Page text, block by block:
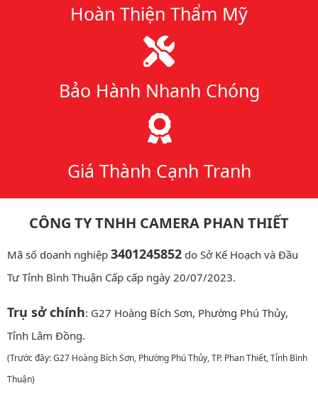
Hoàn Thiện Thẩm Mỹ
Bảo Hành Nhanh Chóng
Giá Thành Cạnh Tranh
CÔNG TY TNHH CAMERA PHAN THIẾT
Mã số doanh nghiệp 3401245852 do Sở Kế Hoạch và Đầu
Tư Tỉnh Bình Thuận Cấp cấp ngày 20/07/2023.
Trụ sở chính: G27 Hoàng Bích Sơn, Phường Phú Thủy,
Tỉnh Lâm Đồng.
(Trước đây: G27 Hoàng Bích Sơn, Phường Phú Thủy, TP. Phan Thiết, Tỉnh Bình
Thuận)